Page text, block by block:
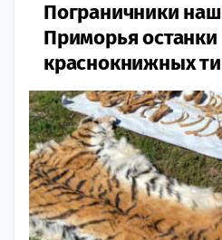
​Пограничники
Приморья останки
краснокнижных